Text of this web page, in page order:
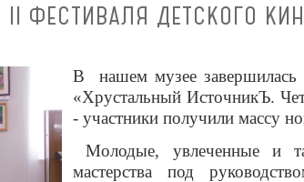
ФЕСТИВАЛЯ ДЕТСКОГО
В нашем музее завершилась
«Хрустальный ИсточникЪ.
- участники получили массу
Молодые, увлеченные и
мастерства под